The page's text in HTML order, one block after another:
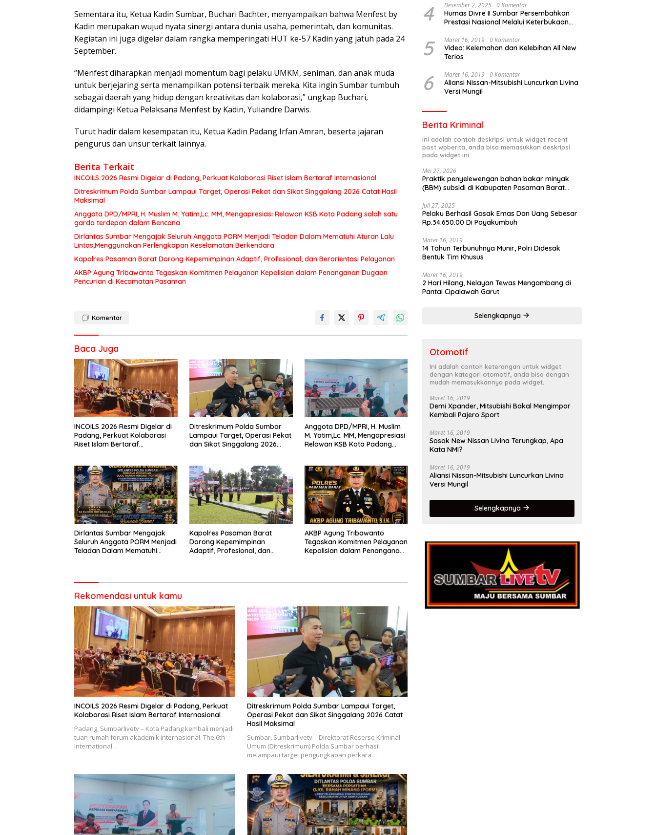
Sementara itu, Ketua Kadin Sumbar, Buchari Bachter, menyampaikan bahwa Menfest by
Kadin merupakan wujud nyata sinergi antara dunia usaha, pemerintah, dan komunitas.
Kegiatan ini juga digelar dalam rangka memperingati HUT ke-57 Kadin yang jatuh pada 24
September.
“Menfest diharapkan menjadi momentum bagi pelaku UMKM, seniman, dan anak muda
untuk berjejaring serta menampilkan potensi terbaik mereka. Kita ingin Sumbar tumbuh
sebagai daerah yang hidup dengan kreativitas dan kolaborasi,” ungkap Buchari,
didampingi Ketua Pelaksana Menfest by Kadin, Yuliandre Darwis.
Turut hadir dalam kesempatan itu, Ketua Kadin Padang Irfan Amran, beserta jajaran
pengurus dan unsur terkait lainnya.
Berita Terkait
INCOILS 2026 Resmi Digelar di Padang, Perkuat Kolaborasi Riset Islam Bertaraf Internasional
Ditreskrimum Polda Sumbar Lampaui Target, Operasi Pekat dan Sikat Singgalang 2026 Catat Hasil
Maksimal
Anggota DPD/MPRI, H. Muslim M. Yatim,Lc. MM, Mengapresiasi Relawan KSB Kota Padang salah satu
garda terdepan dalam Bencana
Dirlantas Sumbar Mengajak Seluruh Anggota PORM Menjadi Teladan Dalam Mematuhi Aturan Lalu
Lintas,Menggunakan Perlengkapan Keselamatan Berkendara
Kapolres Pasaman Barat Dorong Kepemimpinan Adaptif, Profesional, dan Berorientasi Pelayanan
AKBP Agung Tribawanto Tegaskan Komitmen Pelayanan Kepolisian dalam Penanganan Dugaan
Pencurian di Kecamatan Pasaman
Komentar
Baca Juga
INCOILS 2026 Resmi Digelar di
Padang, Perkuat Kolaborasi
Riset Islam Bertaraf
Ditreskrimum Polda Sumbar
Lampaui Target, Operasi Pekat
dan Sikat Singgalang 2026
Anggota DPD/MPRI, H. Muslim
M. Yatim,Lc. MM, Mengapresiasi
Relawan KSB Kota Padang
Dirlantas Sumbar Mengajak
Seluruh Anggota PORM Menjadi
Teladan Dalam Mematuhi
Berkendara
Kapolres Pasaman Barat
Dorong Kepemimpinan
Adaptif, Profesional, dan
AKBP Agung Tribawanto
Tegaskan Komitmen Pelayanan
Kepolisian dalam Penanganan
Rekomendasi untuk kamu
INCOILS 2026 Resmi Digelar di Padang, Perkuat
Kolaborasi Riset Islam Bertaraf Internasional
Padang, Sumbarlivetv – Kota Padang kembali menjadi
tuan rumah forum akademik internasional. The 6th
International…
Ditreskrimum Polda Sumbar Lampaui Target,
Operasi Pekat dan Sikat Singgalang 2026 Catat
Hasil Maksimal
Sumbar, Sumbarlivetv – Direktorat Reserse Kriminal
Umum (Ditreskrimum) Polda Sumbar berhasil
melampaui target pengungkapan perkara…
4 Desember 2, 2025 0 Komentar
Humas Divre II Sumbar Persembahkan
Prestasi Nasional Melalui Keterbukaan
5 Maret 16, 2019 0 Komentar
Video: Kelemahan dan Kelebihan All New
Terios
6 Maret 16, 2019 0 Komentar
Aliansi Nissan-Mitsubishi Luncurkan Livina
Versi Mungil
Berita Kriminal
Ini adalah contoh deskripsi untuk widget recent
post wpberita, anda bisa memasukkan deskripsi
pada widget ini.
Mei 27, 2026
Praktik penyelewengan bahan bakar minyak
(BBM) subsidi di Kabupaten Pasaman Barat
Juli 27, 2025
Pelaku Berhasil Gasak Emas Dan Uang Sebesar
Rp.34.650.00 Di Payakumbuh
Maret 16, 2019
14 Tahun Terbunuhnya Munir, Polri Didesak
Bentuk Tim Khusus
Maret 16, 2019
2 Hari Hilang, Nelayan Tewas Mengambang di
Pantai Cipalawah Garut
Selengkapnya
Otomotif
Ini adalah contoh keterangan untuk widget
dengan kategori otomotif, anda bisa dengan
mudah memasukkannya pada widget.
Maret 16, 2019
Demi Xpander, Mitsubishi Bakal Mengimpor
Kembali Pajero Sport
Maret 16, 2019
Sosok New Nissan Livina Terungkap, Apa
Kata NMI?
Maret 16, 2019
Aliansi Nissan-Mitsubishi Luncurkan Livina
Versi Mungil
Selengkapnya